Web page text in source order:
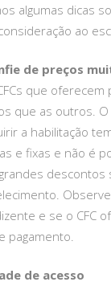
algumas dicas
ao
de preços
que
que as outros.
a habilitação
e fixas e não é
descontos
e se o CFC
pagamento.
de acesso